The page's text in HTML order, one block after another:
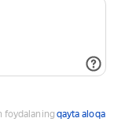
foydalaning qayta aloqa